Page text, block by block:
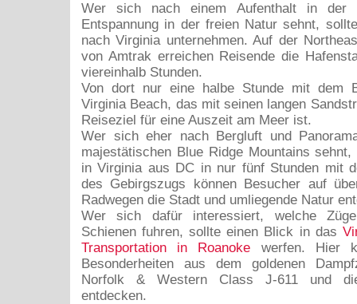
Wer sich nach einem Aufenthalt in der
Entspannung in der freien Natur sehnt,
nach Virginia unternehmen. Auf der
von Amtrak erreichen Reisende die
viereinhalb Stunden.
Von dort nur eine halbe Stunde mit dem
Virginia Beach, das mit seinen langen
Reiseziel für eine Auszeit am Meer ist.
Wer sich eher nach Bergluft und
majestätischen Blue Ridge Mountains
in Virginia aus DC in nur fünf Stunden mit
des Gebirgszugs können Besucher auf
Radwegen die Stadt und umliegende Natur
Wer sich dafür interessiert, welche
Schienen fuhren, sollte einen Blick in das
Transportation in Roanoke werfen. Hier
Besonderheiten aus dem goldenen
Norfolk & Western Class J-611 und
entdecken.